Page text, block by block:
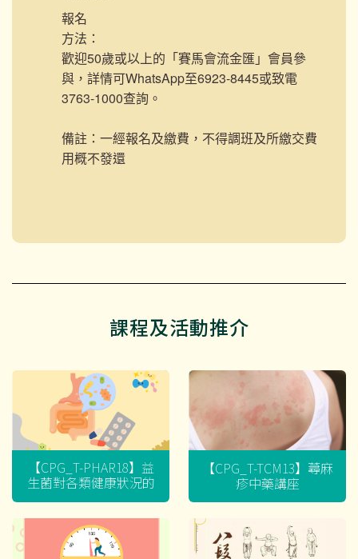
報名
方法：
歡迎50歲或以上的「賽馬會流金匯」會員參
與，詳情可WhatsApp至6923-8445或致電
3763-1000查詢。
備註：一經報名及繳費，不得調班及所繳交費
用概不發還
課程及活動推介
【CPG_T-PHAR18】益
生菌對各類健康狀況的
迷思
【CPG_T-TCM13】蕁麻
疹中藥講座